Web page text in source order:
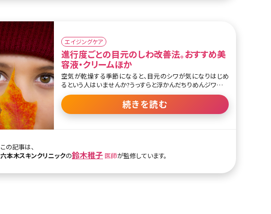
ることもできます。皮膚の薄い目元のこじわや目の下のくま、く
ぼみの改善にも最適の治療方法です。
エイジングケア
進行度ごとの目元のしわ改善法。おすすめ美
容液・クリームほか
空気が乾燥する季節になると、目元のシワが気になりはじめ
るという人はいませんか?うっすらと浮かんだちりめんジワや深
くくっきりと刻まれたしわが気になって、思い切り笑うことがで
きないという方もいるかもしれませんね。でも、目元のしわは初
期段階でケアを始めれば、深いしわになるのを防ぐことも不可
わを改善する方法 2-1.目元のしわを改善するコスメ 2-2.美容
スの足跡とも呼ばれる目元のシワ。笑ったときにできる「ハッピ
続きを読む
この記事は、
六本木スキンクリニックの鈴木稚子 医師が監修しています。